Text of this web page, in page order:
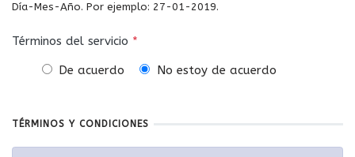
Día-Mes-Año. Por ejemplo: 27-01-2019.
Términos del servicio *
De acuerdo No estoy de acuerdo
TÉRMINOS Y CONDICIONES